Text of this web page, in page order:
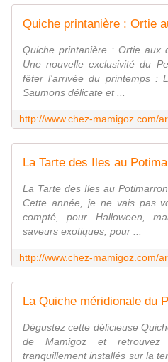
Quiche printanière : Ortie aux
Une nouvelle exclusivité du
fêter l'arrivée du printemps :
Saumons délicate et ...
La Tarte des Iles au
Cette année, je ne vais pas
compté, pour Halloween,
saveurs exotiques, pour ...
Dégustez cette délicieuse
de Mamigoz et
tranquillement installés sur la